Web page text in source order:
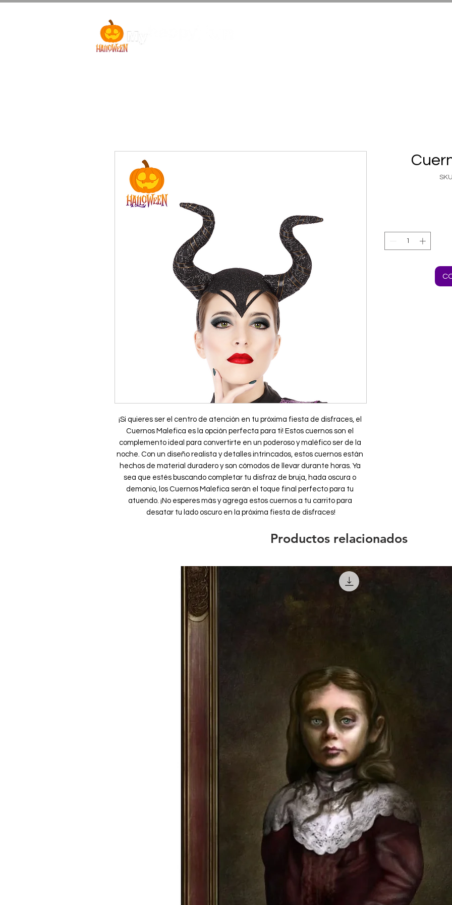
¡Si quieres ser el centro de atención en tu próxima fiesta de disfraces, el
Cuernos Malefica es la opción perfecta para ti! Estos cuernos son el
complemento ideal para convertirte en un poderoso y maléfico ser de la
noche. Con un diseño realista y detalles intrincados, estos cuernos están
hechos de material duradero y son cómodos de llevar durante horas. Ya
sea que estés buscando completar tu disfraz de bruja, hada oscura o
demonio, los Cuernos Malefica serán el toque final perfecto para tu
atuendo. ¡No esperes más y agrega estos cuernos a tu carrito para
desatar tu lado oscuro en la próxima fiesta de disfraces!
Productos relacionados